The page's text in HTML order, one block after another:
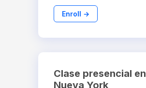
Enroll →
Clase presencial en
Nueva York